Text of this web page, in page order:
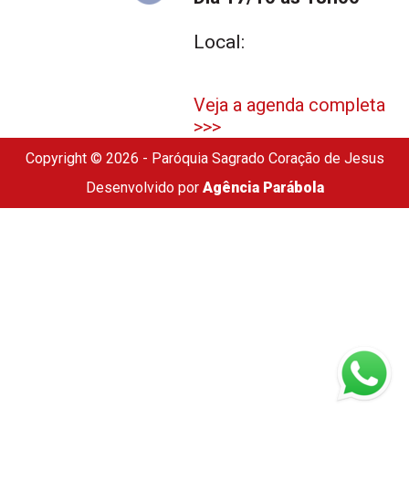
Local:
Veja a agenda completa
>>>
Copyright © 2026 - Paróquia Sagrado Coração de Jesus
Desenvolvido por Agência Parábola